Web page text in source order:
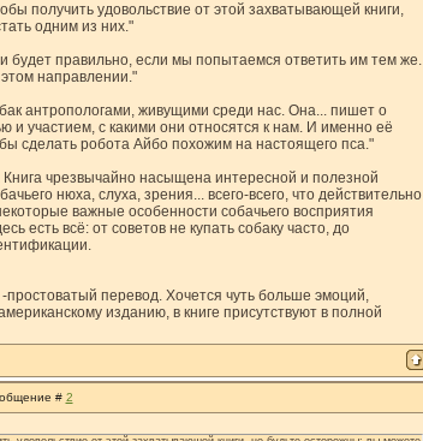
получить удовольствие от этой захватывающей книги,
одним из них."
будет правильно, если мы попытаемся ответить им тем же.
направлении."
антропологами, живущими среди нас. Она... пишет о
и участием, с какими они относятся к нам. И именно её
сделать робота Айбо похожим на настоящего пса."
чрезвычайно насыщена интересной и полезной
нюха, слуха, зрения... всего-всего, что действительно
важные особенности собачьего восприятия
есть всё: от советов не купать собаку часто, до
простоватый перевод. Хочется чуть больше эмоций,
изданию, в книге присутствуют в полной
# 2